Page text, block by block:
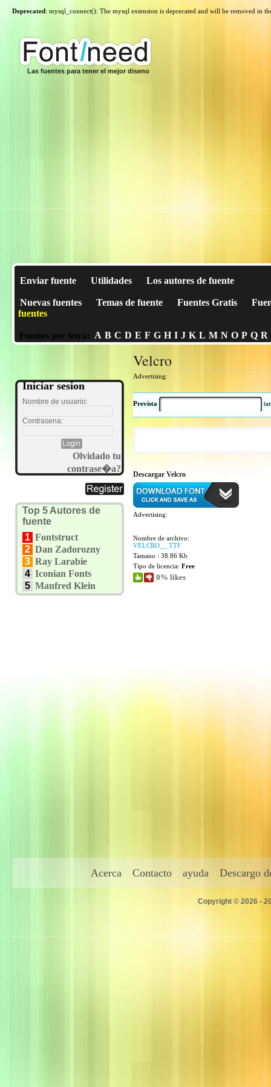
Deprecated: mysql_connect(): The mysql extension is deprecated and will be removed in
Las fuentes para tener el mejor diseno
Enviar fuente Utilidades Los autores de fuente
Nuevas fuentes Temas de fuente Fuentes Gratis
fuentes
Fuentes por letra: A B C D E F G H I J K L M N O P Q R
Iniciar sesion
Nombre de usuario:
Contrasena:
Olvidado tu
contrase�a?
Top 5 Autores de
fuente
1 Fontstruct
2 Dan Zadorozny
3 Ray Larabie
4 Iconian Fonts
5 Manfred Klein
Velcro
Advertising:
Prevista
Descargar Velcro
Advertising:
Nombre de archivo:
VELCRO__.TTF
Tamano : 38.86 Kb
Tipo de licencia: Free
0% likes
Acerca Contacto ayuda Descargo
Copyright © 2026 -